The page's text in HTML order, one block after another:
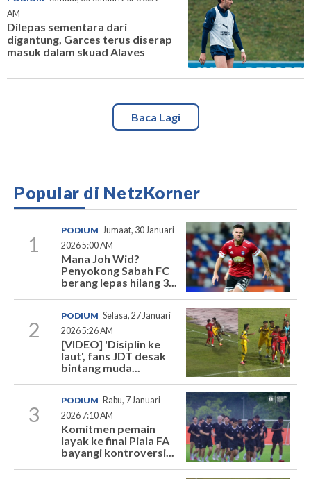
AM
Dilepas sementara dari
digantung, Garces terus diserap
masuk dalam skuad Alaves
Baca Lagi
Popular di NetzKorner
1
PODIUM Jumaat, 30 Januari
2026 5:00 AM
Mana Joh Wid?
Penyokong Sabah FC
berang lepas hilang 3...
2
PODIUM Selasa, 27 Januari
2026 5:26 AM
[VIDEO] 'Disiplin ke
laut', fans JDT desak
bintang muda...
3
PODIUM Rabu, 7 Januari
2026 7:10 AM
Komitmen pemain
layak ke final Piala FA
bayangi kontroversi...